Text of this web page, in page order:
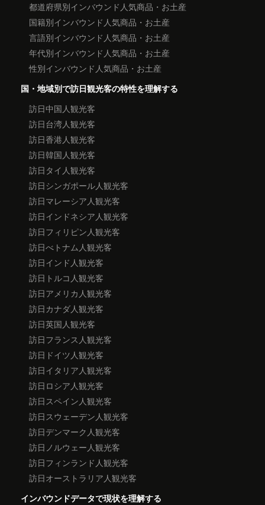
都道府県別インバウンド人気商品・お土産
国籍別インバウンド人気商品・お土産
言語別インバウンド人気商品・お土産
年代別インバウンド人気商品・お土産
性別インバウンド人気商品・お土産
国・地域別で訪日観光客の特性を理解する
訪日中国人観光客
訪日台湾人観光客
訪日香港人観光客
訪日韓国人観光客
訪日タイ人観光客
訪日シンガポール人観光客
訪日マレーシア人観光客
訪日インドネシア人観光客
訪日フィリピン人観光客
訪日べトナム人観光客
訪日インド人観光客
訪日トルコ人観光客
訪日アメリカ人観光客
訪日カナダ人観光客
訪日英国人観光客
訪日フランス人観光客
訪日ドイツ人観光客
訪日イタリア人観光客
訪日ロシア人観光客
訪日スペイン人観光客
訪日スウェーデン人観光客
訪日デンマーク人観光客
訪日ノルウェー人観光客
訪日フィンランド人観光客
訪日オーストラリア人観光客
インバウンドデータで現状を理解する